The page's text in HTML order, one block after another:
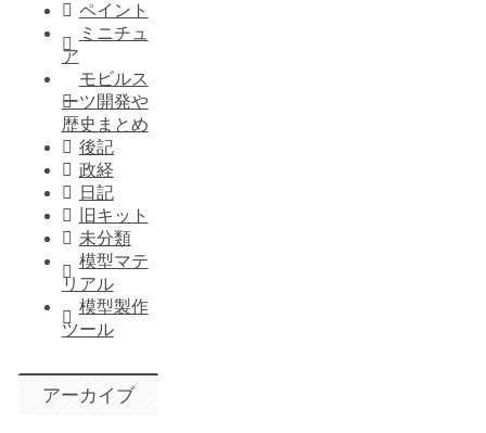
ペイント
ミニチュ
ア
モビルス
ーツ開発や
歴史まとめ
後記
政経
日記
旧キット
未分類
模型マテ
リアル
模型製作
ツール
アーカイブ